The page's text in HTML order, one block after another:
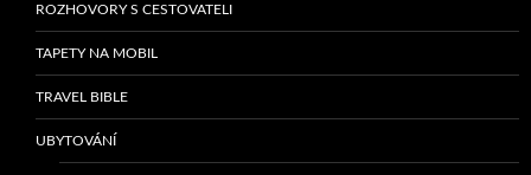
ROZHOVORY S CESTOVATELI
TAPETY NA MOBIL
TRAVEL BIBLE
UBYTOVÁNÍ